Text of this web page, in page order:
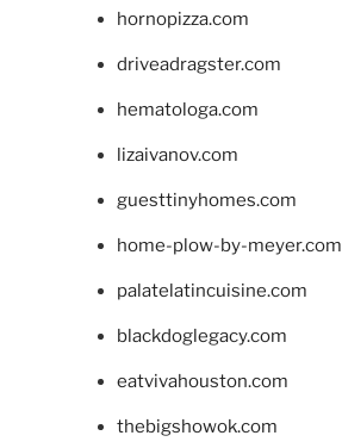
hornopizza.com
driveadragster.com
hematologa.com
lizaivanov.com
guesttinyhomes.com
home-plow-by-meyer.com
palatelatincuisine.com
blackdoglegacy.com
eatvivahouston.com
thebigshowok.com